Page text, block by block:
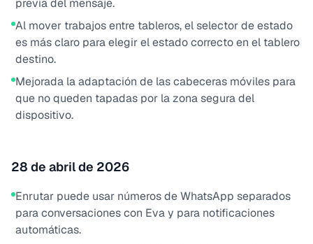
previa del mensaje.
Al mover trabajos entre tableros, el selector de estado
es más claro para elegir el estado correcto en el tablero
destino.
Mejorada la adaptación de las cabeceras móviles para
que no queden tapadas por la zona segura del
dispositivo.
28 de abril de 2026
Enrutar puede usar números de WhatsApp separados
para conversaciones con Eva y para notificaciones
automáticas.